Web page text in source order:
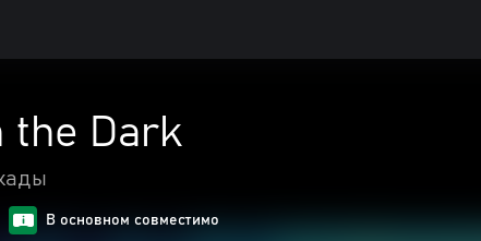
the Dark
В основном совместимо